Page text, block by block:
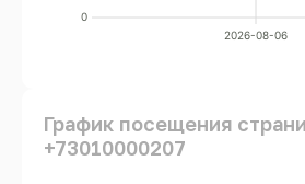
0
2026-08-06
График посещения
+73010000207